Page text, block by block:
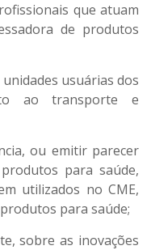
que atuam
de produtos
usuárias dos
ao transporte e
ou emitir parecer
para saúde,
utilizados no CME,
para saúde;
sobre as inovações